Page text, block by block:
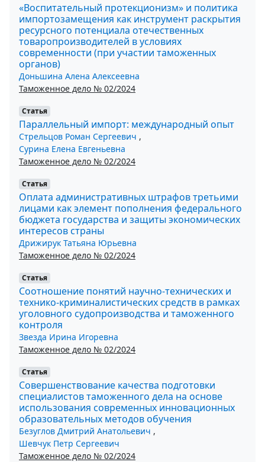
«Воспитательный протекционизм» и политика
импортозамещения как инструмент раскрытия
ресурсного потенциала отечественных
товаропроизводителей в условиях
современности (при участии таможенных
органов)
Доньшина Алена Алексеевна
Таможенное дело № 02/2024
Статья
Параллельный импорт: международный опыт
Стрельцов Роман Сергеевич ,
Сурина Елена Евгеньевна
Таможенное дело № 02/2024
Статья
Оплата административных штрафов третьими
лицами как элемент пополнения федерального
бюджета государства и защиты экономических
интересов страны
Дрижирук Татьяна Юрьевна
Таможенное дело № 02/2024
Статья
Соотношение понятий научно-технических и
технико-криминалистических средств в рамках
уголовного судопроизводства и таможенного
контроля
Звезда Ирина Игоревна
Таможенное дело № 02/2024
Статья
Совершенствование качества подготовки
специалистов таможенного дела на основе
использования современных инновационных
образовательных методов обучения
Безуглов Дмитрий Анатольевич ,
Шевчук Петр Сергеевич
Таможенное дело № 02/2024